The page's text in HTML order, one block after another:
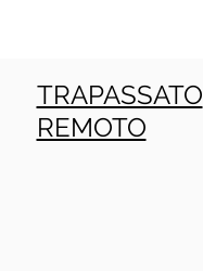
TRAPASSATO
REMOTO